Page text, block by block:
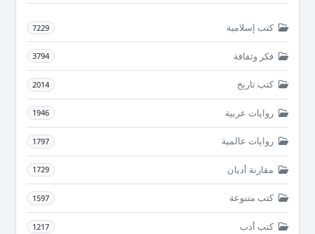
كتب إسلامية 7229
فكر وثقافة 3794
كتب تاريخ 2014
روايات عربية 1946
روايات عالمية 1797
مقارنة أديان 1729
كتب متنوعة 1597
كتب أدب 1217